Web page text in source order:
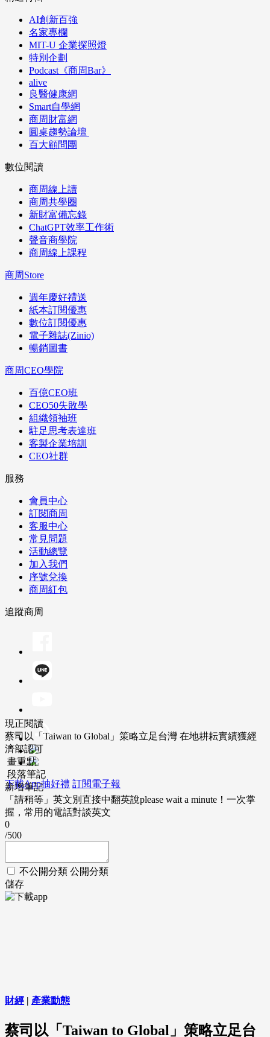
AI創新百強
名家專欄
MIT-U 企業探照燈
特別企劃
Podcast《商周Bar》
alive
良醫健康網
Smart自學網
商周財富網
圓桌趨勢論壇
百大顧問團
數位閱讀
商周線上讀
商周共學圈
新財富備忘錄
ChatGPT效率工作術
聲音商學院
商周線上課程
商周Store
週年慶好禮送
紙本訂閱優惠
數位訂閱優惠
電子雜誌(Zinio)
暢銷圖書
商周CEO學院
百億CEO班
CEO50失敗學
組織領袖班
駐足思考表達班
客製企業培訓
CEO社群
服務
會員中心
訂閱商周
客服中心
常見問題
活動總覽
加入我們
序號兌換
商周紅包
追蹤商周
下載App抽好禮 訂閱電子報
現正閱讀
蔡司以「Taiwan to Global」策略立足台灣 在地耕耘實績獲經
濟部認可
畫重點
段落筆記
新增筆記
「請稍等」英文別直接中翻英說please wait a minute！一次掌
握，常用的電話對談英文
0
/500
不公開分類 公開分類
儲存
財經 | 產業動態
蔡司以「Taiwan to Global」策略立足台